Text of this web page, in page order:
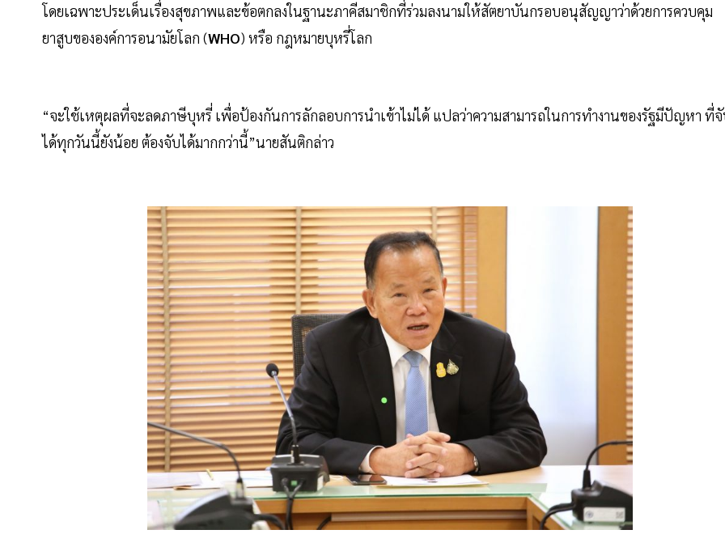
โดยเฉพาะประเด็นเรื่องสุขภาพและข้อตกลงในฐานะภาคีสมาชิกที่ร่วมลงนามให้สัตยาบันกรอบอนุสัญญาว่าด้วยการควบคุม
ยาสูบขององค์การอนามัยโลก (WHO) หรือ กฎหมายบุหรี่โลก
“จะใช้เหตุผลที่จะลดภาษีบุหรี่ เพื่อป้องกันการลักลอบการนำเข้าไม่ได้ แปลว่าความสามารถในการทำงานของรัฐมีปัญหา ที่
ได้ทุกวันนี้ยังน้อย ต้องจับได้มากกว่านี้”นายสันติกล่าว